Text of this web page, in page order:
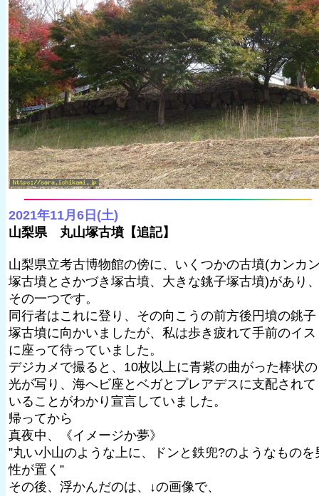
2021年11月6日(土)
山梨県 丸山塚古墳【追記】
山梨県立考古博物館の傍に、いくつかの古墳(カンカ
塚古墳とさかづき塚古墳、大きな銚子塚古墳)があり
その一つです。
同行者はこれに登り、その向こうの前方後円墳の銚子
塚古墳に向かいましたが、私は歩き疲れて手前のイス
に座って待っていました。
デジカメで撮ると、10枚以上に青紫の曲がった棒状の
光が写り、海へビ座とベガとプレアデスに支配されて
いることがわかり宣言していました。
帰ってから
真夜中、《イメージか夢》
”丸い小山のような上に、ドンと鉄兜?のようなものを
性が置く”
その後、浮かんだのは、↓の画像で、